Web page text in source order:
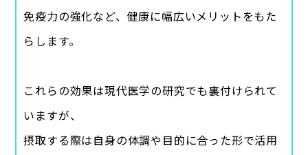
免疫力の強化など、健康に幅広いメリットをもた
らします。
これらの効果は現代医学の研究でも裏付けられて
いますが、
摂取する際は自身の体調や目的に合った形で活用